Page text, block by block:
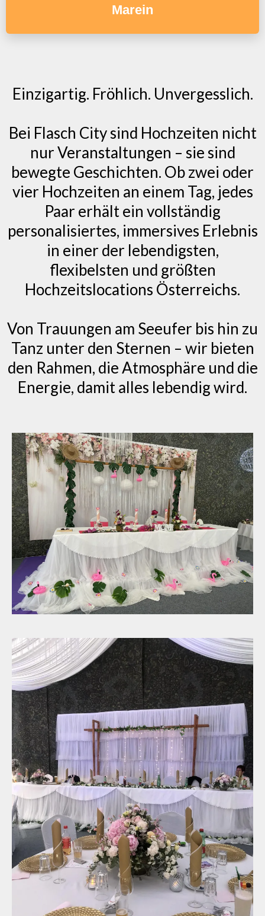
Marein
Einzigartig. Fröhlich. Unvergesslich.
Bei Flasch City sind Hochzeiten nicht
nur Veranstaltungen – sie sind
bewegte Geschichten. Ob zwei oder
vier Hochzeiten an einem Tag, jedes
Paar erhält ein vollständig
personalisiertes, immersives Erlebnis
in einer der lebendigsten,
flexibelsten und größten
Hochzeitslocations Österreichs.
Von Trauungen am Seeufer bis hin zu
Tanz unter den Sternen – wir bieten
den Rahmen, die Atmosphäre und die
Energie, damit alles lebendig wird.